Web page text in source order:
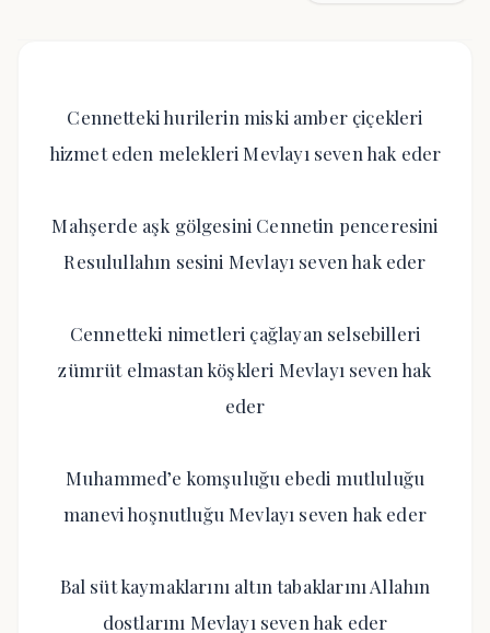
Cennetteki hurilerin miski amber çiçekleri
hizmet eden melekleri Mevlayı seven hak eder
Mahşerde aşk gölgesini Cennetin penceresini
Resulullahın sesini Mevlayı seven hak eder
Cennetteki nimetleri çağlayan selsebilleri
zümrüt elmastan köşkleri Mevlayı seven hak
eder
Muhammed’e komşuluğu ebedi mutluluğu
manevi hoşnutluğu Mevlayı seven hak eder
Bal süt kaymaklarını altın tabaklarını Allahın
dostlarını Mevlayı seven hak eder